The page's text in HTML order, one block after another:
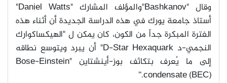
وقال "Bashkanov" والمؤلف المشارك "Daniel Watts"
أستاذ جامعة يورك في هذه الدراسة الجديدة أن أثناء هذه
الفترة المبكرة جداً من الكون، كان يمكن ل "الهيكساكوارك
النجمي-د
أن يبرد ويتوسع نطاقه
إلى ما يُعرف بتكاثف بوز-أينشتاين
"Bose-Einstein
condensate (BEC).”